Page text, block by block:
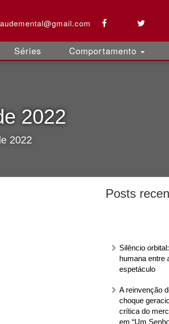
Séries Comportamento
2022
2022
Posts
Silêncio
humana entre
espetáculo
A reinvenção
choque
crítica do
em “Um